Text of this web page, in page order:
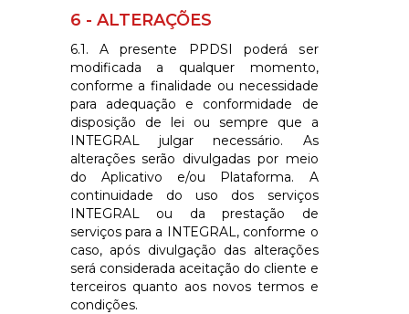
6 - ALTERAÇÕES
6.1. A presente PPDSI poderá ser
modificada a qualquer momento,
conforme a finalidade ou necessidade
para adequação e conformidade de
disposição de lei ou sempre que a
INTEGRAL
julgar necessário. As
alterações serão divulgadas por meio
do Aplicativo e/ou Plataforma. A
continuidade do uso dos serviços
INTEGRAL
ou da prestação de
serviços para a INTEGRAL , conforme o
caso, após divulgação das alterações
será considerada aceitação do cliente e
terceiros quanto aos novos termos e
condições.